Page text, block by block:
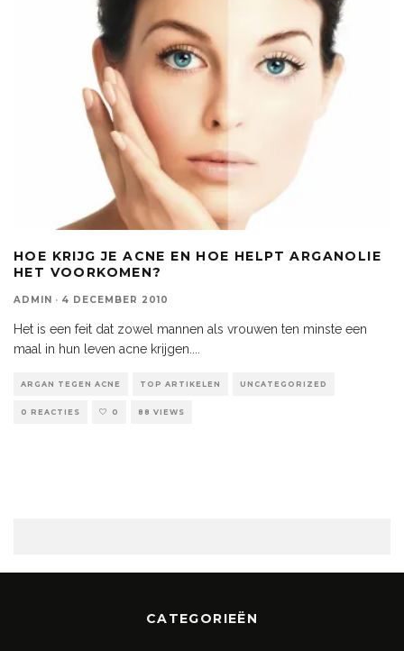
HOE KRIJG JE ACNE EN HOE HELPT ARGANOLIE
HET VOORKOMEN?
ADMIN · 4 DECEMBER 2010
Het is een feit dat zowel mannen als vrouwen ten minste een
maal in hun leven acne krijgen....
ARGAN TEGEN ACNE TOP ARTIKELEN UNCATEGORIZED
0 REACTIES 0 88 VIEWS
CATEGORIEËN